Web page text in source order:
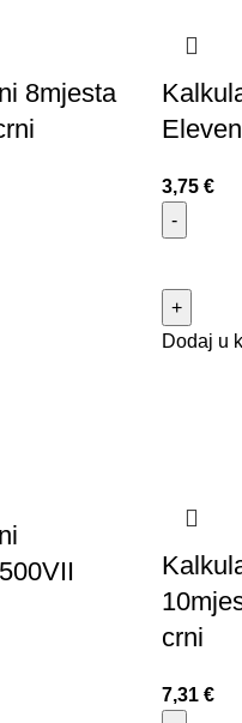
8mjesta
3,75 €
Dodaj u
crni
7,31 €